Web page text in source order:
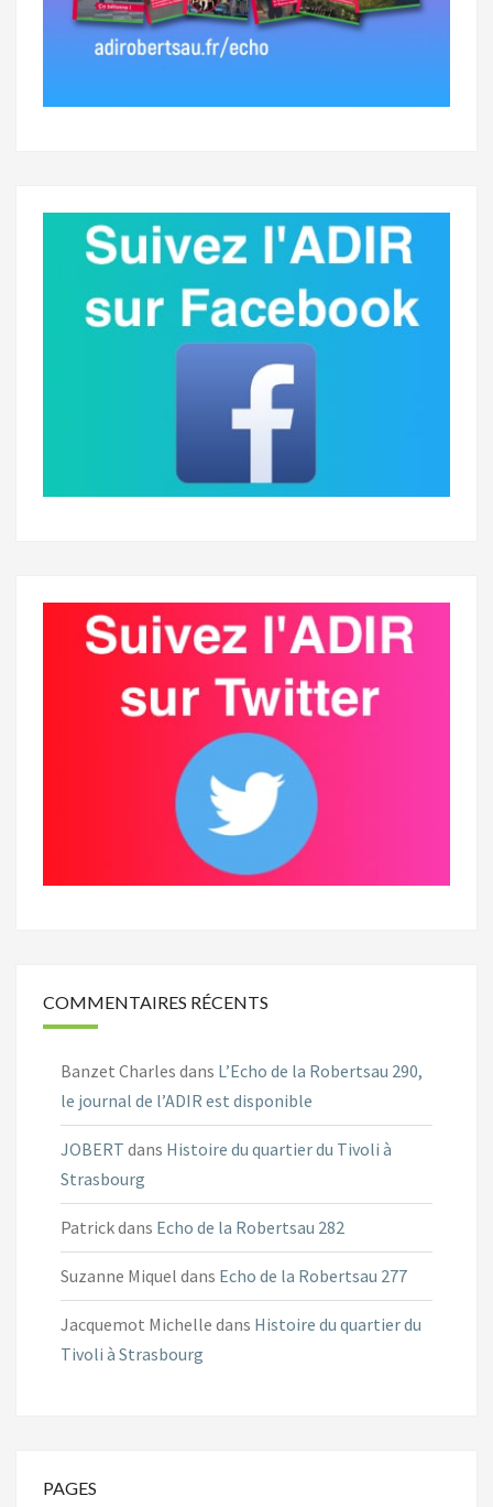
COMMENTAIRES RÉCENTS
Banzet Charles dans L’Echo de la Robertsau 290,
le journal de l’ADIR est disponible
JOBERT dans Histoire du quartier du Tivoli à
Strasbourg
Patrickdans Echo de la Robertsau 282
Suzanne Miquel dans Echo de la Robertsau 277
Jacquemot Michelle dans Histoire du quartier du
Tivoli à Strasbourg
PAGES